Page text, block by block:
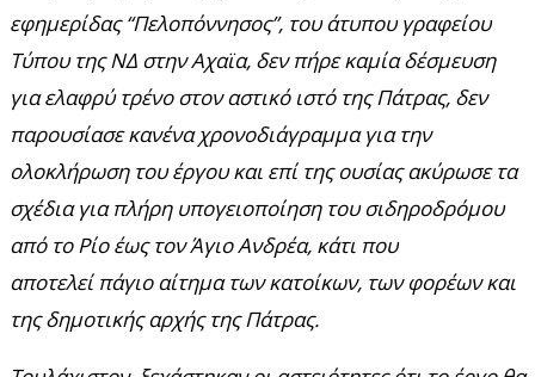
εφημερίδας “Πελοπόννησος”, του άτυπου γραφείου
Τύπου της ΝΔ στην Αχαϊα, δεν πήρε καμία δέσμευση
για ελαφρύ τρένο στον αστικό ιστό της Πάτρας, δεν
παρουσίασε κανένα χρονοδιάγραμμα για την
ολοκλήρωση του έργου και επί της ουσίας ακύρωσε τα
σχέδια για πλήρη υπογειοποίηση του σιδηροδρόμου
από το Ρίο έως τον Άγιο Ανδρέα, κάτι που
αποτελεί πάγιο αίτημα των κατοίκων, των φορέων και
της δημοτικής αρχής της Πάτρας.